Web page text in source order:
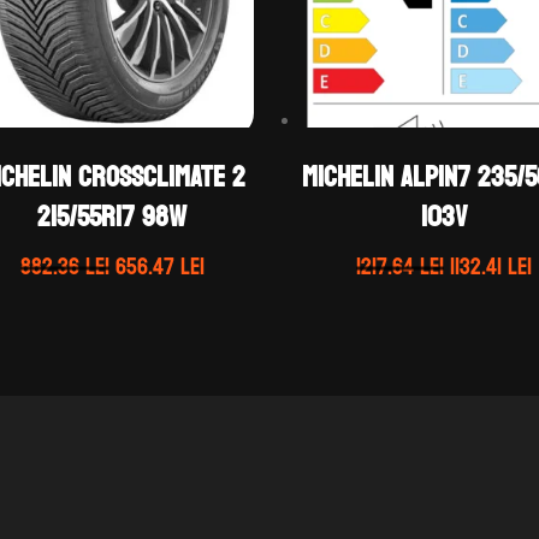
CROSSCLIMATE 2
215/55R17 98W
882.36leiPrețul
656.47leiPrețul
Michelin ALPIN7 235/
103V
1217.64leiPrețul
1132.41lei